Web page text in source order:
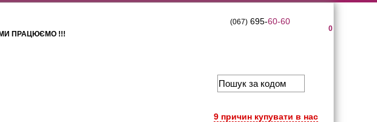
МИ ПРАЦЮЄМО !!!
0
(067)695-60-60
9 причин купувати в нас